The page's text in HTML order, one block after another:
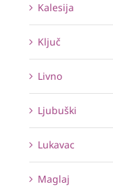
Kalesija
Ključ
Livno
Ljubuški
Lukavac
Maglaj